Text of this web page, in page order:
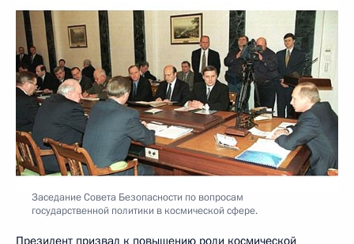
Заседание Совета Безопасности по вопросам
государственной политики в космической сфере.
Президент призвал к повышению роли космической